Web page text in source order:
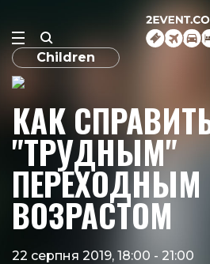
Children
КАК
"ТРУДНЫМ"
ПЕРЕХОДНЫМ
ВОЗРАСТОМ
22 серпня 2019, 18:00 - 21:00